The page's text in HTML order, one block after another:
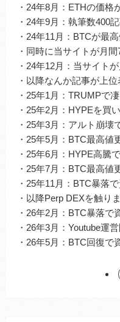
・24年8月：ETHの価格
・24年9月：執筆数400
・24年11月：BTCが最
・同時に当サイトが月
・24年12月：当サイト
・以降なんか記事が上
・25年1月：TRUMPで
・25年2月：HYPEを買
・25年3月：アルト崩壊
・25年5月：BTC最高値
・25年6月：HYPE高騰
・25年7月：BTC最高値
・25年11月：BTC暴落
・以降Perp DEXを触り
・26年2月：BTC暴落で
・26年3月：Youtube運
・26年5月：BTC回復で